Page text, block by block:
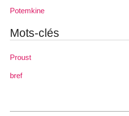
Potemkine
Mots-clés
Proust
bref